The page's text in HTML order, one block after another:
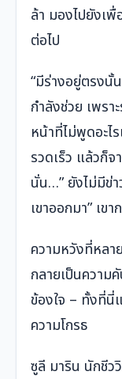
ล้า มองไปยังเ
ต่อไป
“มีร่างอยู่ตรง
กำลังช่วย เพรา
หน้าที่ไม่พูดอะไ
รวดเร็ว แล้วก็จ
นั่น…” ยังไม่มีข่า
เขาออกมา” เข
ความหวังที่หลา
กลายเป็นความ
ข้องใจ – ทั้งที่นี่
ความโกรธ
ซูลี มาริน นักชีว